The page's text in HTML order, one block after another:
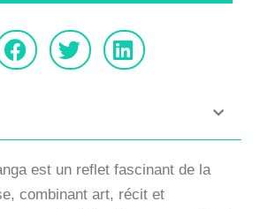
est un reflet fascinant de la
combinant art, récit et